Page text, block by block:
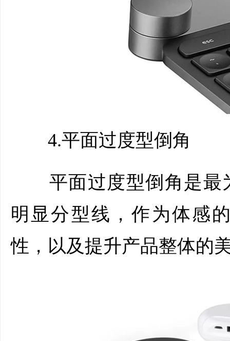
4.平面过度型倒角
平面过度型倒角是最
明显分型线，作为体感
性，以及提升产品整体的